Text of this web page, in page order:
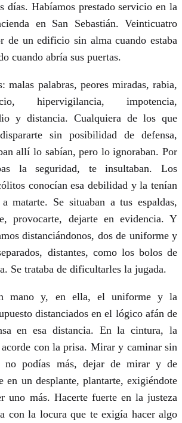
días. Habíamos prestado servicio en la
en San Sebastián. Veinticuatro
de un edificio sin alma cuando estaba
cuando abría sus puertas.
malas palabras, peores miradas, rabia,
hipervigilancia, impotencia,
y distancia. Cualquiera de los que
sin posibilidad de defensa,
allí lo sabían, pero lo ignoraban. Por
la seguridad, te insultaban. Los
conocían esa debilidad y la tenían
matarte. Se situaban a tus espaldas,
provocarte, dejarte en evidencia. Y
distanciándonos, dos de uniforme y
distantes, como los bolos de
Se trataba de dificultarles la jugada.
mano y, en ella, el uniforme y la
distanciados en el lógico afán de
en esa distancia. En la cintura, la
con la prisa. Mirar y caminar sin
no podías más, dejar de mirar y de
en un desplante, plantarte, exigiéndote
uno más. Hacerte fuerte en la justeza
con la locura que te exigía hacer algo